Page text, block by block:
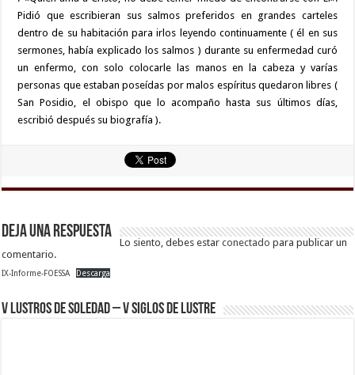
Pidió que escribieran sus salmos preferidos en grandes carteles
dentro de su habitación para irlos leyendo continuamente ( él en sus
sermones, había explicado los salmos ) durante su enfermedad curó
un enfermo, con solo colocarle las manos en la cabeza y varías
personas que estaban poseídas por malos espíritus quedaron libres (
San Posidio, el obispo que lo acompaño hasta sus últimos días,
escribió después su biografía ).
Deja una respuesta
Lo siento, debes estarconectado para publicar un
comentario.
IX-Informe-FOESSA Descarga
V Lustros de Soledad – V Siglos de Lustre